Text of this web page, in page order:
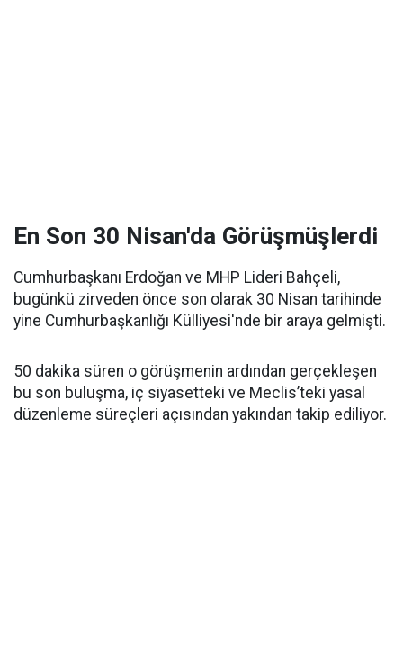
En Son 30 Nisan'da Görüşmüşlerdi
Cumhurbaşkanı Erdoğan ve MHP Lideri Bahçeli,
bugünkü zirveden önce son olarak 30 Nisan tarihinde
yine Cumhurbaşkanlığı Külliyesi'nde bir araya gelmişti.
50 dakika süren o görüşmenin ardından gerçekleşen
bu son buluşma, iç siyasetteki ve Meclis’teki yasal
düzenleme süreçleri açısından yakından takip ediliyor.